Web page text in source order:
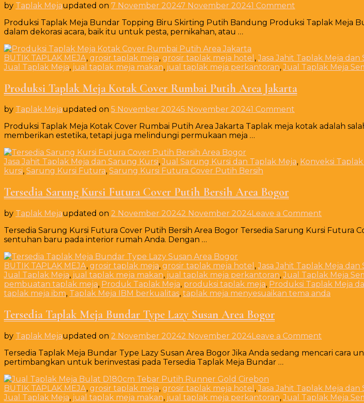
by Taplak Mejaupdated on 7 November 20247 November 20241 Comment
Taplak
Biru
Skirting
Bandung
Produksi Taplak Meja Bundar Topping Biru Skirting Putih Bandung Produksi Taplak
dalam dekorasi acara, baik itu untuk pesta, pernikahan, atau …
BUTIK TAPLAK MEJA, grosir taplak meja, grosir taplak meja hotel ,Jasa Jahit Taplak Meja dan
Jual Taplak Meja, jual taplak meja makan, jual taplak meja perkantoran,Jual Taplak Meja
Produksi Taplak Meja Kotak Cover Rumbai Putih Area Jakarta
by Taplak Mejaupdated on 5 November 20245 November 20241 Comment
Taplak
Rumbai
Produksi Taplak Meja Kotak Cover Rumbai Putih Area Jakarta Taplak meja kotak adalah
memberikan estetika, tetapi juga melindungi permukaan meja …
Jasa Jahit Taplak Meja dan Sarung Kursi,Jual Sarung Kursi dan Taplak Meja, Konveksi
kursi, Sarung Kursi Futura, Sarung Kursi Futura Cover Putih Bersih
Tersedia Sarung Kursi Futura Cover Putih Bersih Area Bogor
by Taplak Mejaupdated on 2 November 20242 November 2024Leave a Comment
Sarung
Putih
Bersih
Area
Bogor
Tersedia Sarung Kursi Futura Cover Putih Bersih Area Bogor Tersedia Sarung Kursi
sentuhan baru pada interior rumah Anda. Dengan …
BUTIK TAPLAK MEJA, grosir taplak meja, grosir taplak meja hotel ,Jasa Jahit Taplak Meja dan
Jual Taplak Meja, jual taplak meja makan, jual taplak meja perkantoran,Jual Taplak Meja
pembuatan taplak meja, Produk Taplak Meja, produksi taplak meja, Produksi Taplak Meja
taplak meja ibm, Taplak Meja IBM berkualitas, taplak meja menyesuaikan tema anda
Tersedia Taplak Meja Bundar Type Lazy Susan Area Bogor
by Taplak Mejaupdated on 2 November 20242 November 2024Leave a Comment
Taplak
Lazy
Susan
Tersedia Taplak Meja Bundar Type Lazy Susan Area Bogor Jika Anda sedang mencari
pertimbangkan untuk berinvestasi pada Tersedia Taplak Meja Bundar …
BUTIK TAPLAK MEJA, grosir taplak meja, grosir taplak meja hotel ,Jasa Jahit Taplak Meja dan
Jual Taplak Meja, jual taplak meja makan, jual taplak meja perkantoran,Jual Taplak Meja